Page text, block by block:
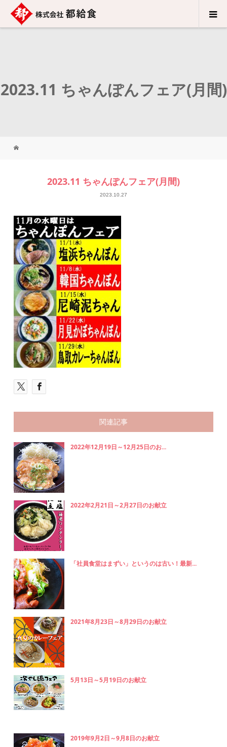
2023.11 ちゃんぽんフェア(月間)
2023.11 ちゃんぽんフェア(月間)
2023.10.27
関連記事
2022年12月19日～12月25日のお...
2022年2月21日～2月27日のお献立
「社員食堂はまずい」というのは古い！最新...
2021年8月23日～8月29日のお献立
5月13日～5月19日のお献立
2019年9月2日～9月8日のお献立